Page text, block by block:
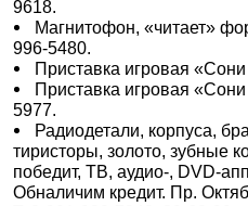
9618.
Магнитофон, «читает»
996-5480.
Приставка игровая
Приставка игровая
5977.
Радиодетали, корпуса,
тиристоры, золото, зубные
победит, ТВ, аудио-, DVD-
Обналичим кредит. Пр.